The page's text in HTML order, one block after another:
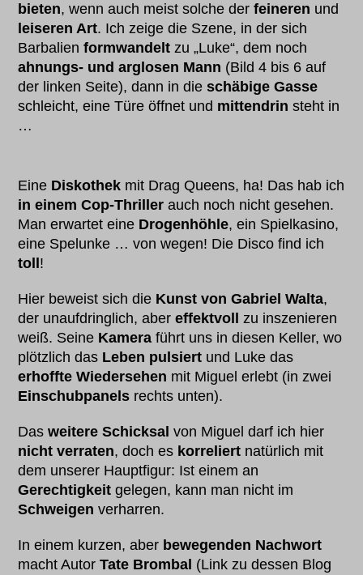
bieten, wenn auch meist solche derfeineren und
leiseren Art. Ich zeige die Szene, in der sich
Barbalienformwandelt zu „Luke“, dem noch
ahnungs- und arglosen Mann (Bild 4 bis 6 auf
der linken Seite), dann in dieschäbige Gasse
schleicht, eine Türe öffnet und mittendrin steht in
…
Eine Diskothek mit Drag Queens, ha! Das hab ich
in einem Cop-Thriller auch noch nicht gesehen.
Man erwartet eine Drogenhöhle, ein Spielkasino,
eine Spelunke … von wegen! Die Disco find ich
toll !
Hier beweist sich die Kunst von Gabriel Walta,
der unaufdringlich, abereffektvoll
zu inszenieren
weiß. Seine Kamera führt uns in diesen Keller, wo
plötzlich das Leben pulsiert und Luke das
erhoffte Wiedersehen mit Miguel erlebt (in zwei
Einschubpanels rechts unten).
Dasweitere Schicksal von Miguel darf ich hier
nicht verraten, doch es korreliert natürlich mit
dem unserer Hauptfigur: Ist einem an
Gerechtigkeit gelegen, kann man nicht im
Schweigen verharren.
In einem kurzen, aber bewegenden Nachwort
macht AutorTate Brombal (Link zu dessen Blog